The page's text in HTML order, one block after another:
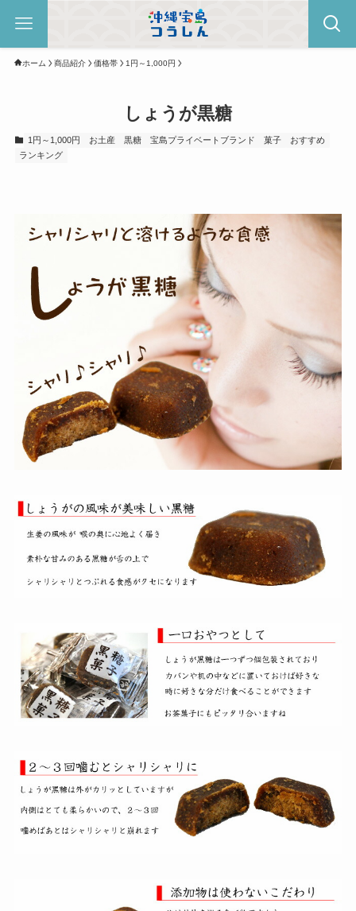
ホーム 商品紹介 価格帯 1円～1,000円
しょうが黒糖
1円～1,000円 お土産 黒糖 宝島プライベートブランド 菓子
おすすめ
ランキング